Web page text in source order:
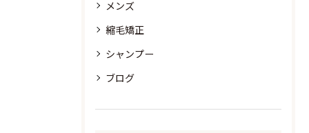
メンズ
縮毛矯正
シャンプー
ブログ